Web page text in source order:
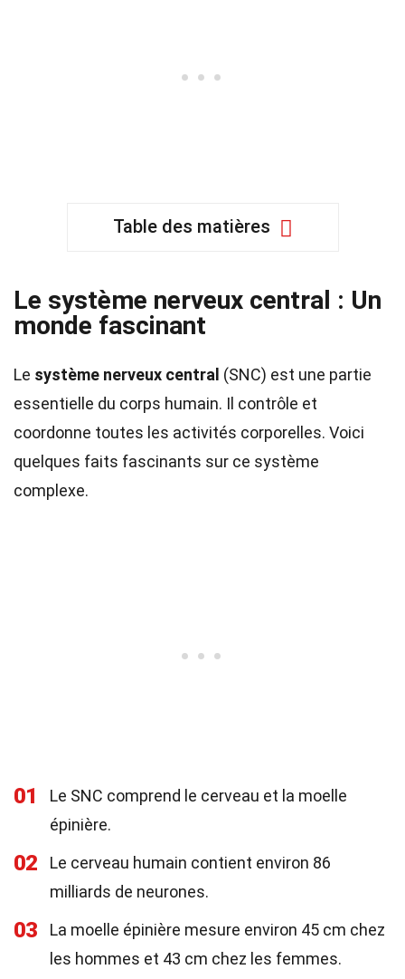
Table des matières
Le système nerveux central : Un
monde fascinant
Le système nerveux central (SNC) est une partie
essentielle du corps humain. Il contrôle et
coordonne toutes les activités corporelles. Voici
quelques faits fascinants sur ce système
complexe.
01
Le SNC comprend le cerveau et la moelle
épinière.
02
Le cerveau humain contient environ 86
milliards de neurones.
03
La moelle épinière mesure environ 45 cm chez
les hommes et 43 cm chez les femmes.